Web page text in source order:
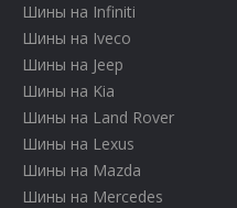
Шины на Infiniti
Шины на Iveco
Шины на Jeep
Шины на Kia
Шины на Land Rover
Шины на Lexus
Шины на Mazda
Шины на Mercedes